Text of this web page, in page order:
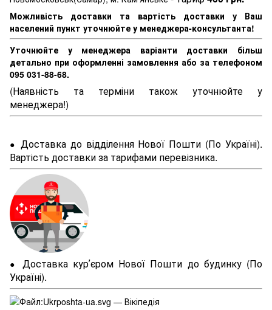
Можливість доставки та вартість доставки у Ваш
населений пункт уточнюйте у менеджера-консультанта!
Уточнюйте у менеджера варіанти доставки більш
детально при оформленні замовлення або за телефоном
095 031-88-68.
(Наявність та терміни також уточнюйте у
менеджера!)
● Доставка до відділення Нової Пошти (По Україні).
Вартість доставки за тарифами перевізника.
● Доставка курʼєром Нової Пошти до будинку (По
Україні).